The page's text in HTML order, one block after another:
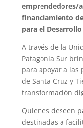
emprendedores/
financiamiento
para el Desarrollo
A través de la
Patagonia Sur
para apoyar a las
de Santa Cruz y
transformación
Quienes deseen
destinadas a